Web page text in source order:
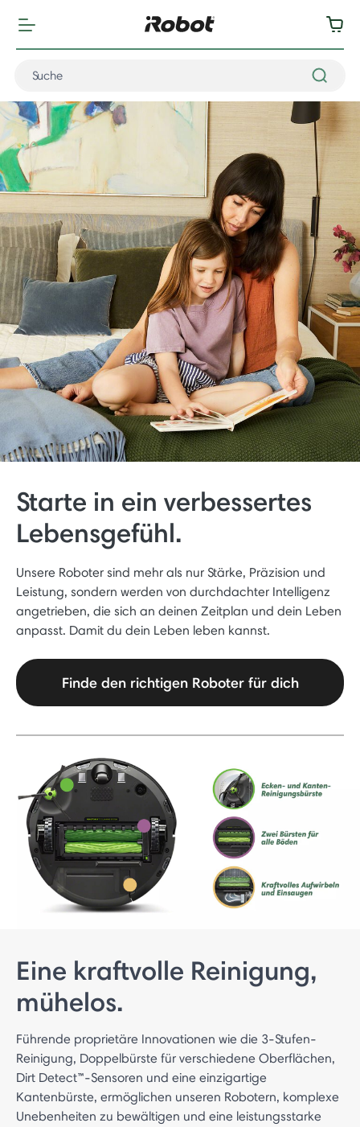
Starte in ein verbessertes
Lebensgefühl.
Unsere Roboter sind mehr als nur Stärke, Präzision und
Leistung, sondern werden von durchdachter Intelligenz
angetrieben, die sich an deinen Zeitplan und dein Leben
anpasst. Damit du dein Leben leben kannst.
Finde den richtigen Roboter für dich
Eine kraftvolle Reinigung,
mühelos.
Führende proprietäre Innovationen wie die 3-Stufen-
Reinigung, Doppelbürste für verschiedene Oberflächen,
Dirt Detect™-Sensoren und eine einzigartige
Kantenbürste, ermöglichen unseren Robotern, komplexe
Unebenheiten zu bewältigen und eine leistungsstarke